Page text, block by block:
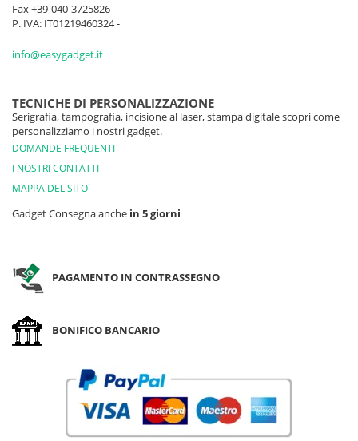
Fax +39-040-3725826 -
P. IVA: IT01219460324 -
info@easygadget.it
TECNICHE DI PERSONALIZZAZIONE
Serigrafia, tampografia, incisione al laser, stampa digitale scopri come
personalizziamo i nostri gadget.
DOMANDE FREQUENTI
I NOSTRI CONTATTI
MAPPA DEL SITO
Gadget Consegna anche in 5 giorni
PAGAMENTO IN CONTRASSEGNO
BONIFICO BANCARIO